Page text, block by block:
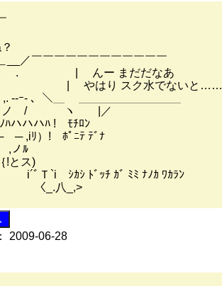
￣￣￣￣￣￣￣￣￣￣￣￣
だだなあ
スク水でないと……
＿＿＿＿＿＿＿＿＿
/ ヽ |／
ハﾊ ! ﾓﾁﾛﾝ
! ﾎﾟﾆﾃ ﾃﾞﾅ
ノﾙ
ス)
ﾄﾞｯﾁ ｶﾞ ﾐﾐ ﾅﾉｶ ﾜｶﾗﾝ
八_,>
2009-06-28